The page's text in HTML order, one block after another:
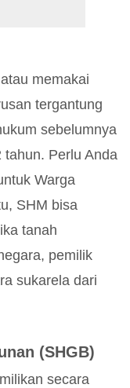
memakai
tergantung
sebelumnya
Perlu Anda
Warga
SHM bisa
tanah
pemilik
sukarela dari
(SHGB)
secara